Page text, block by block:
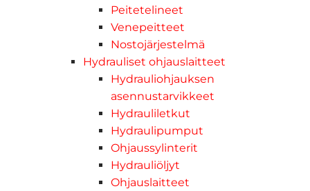
Peitetelineet
Venepeitteet
Nostojärjestelmä
Hydrauliset ohjauslaitteet
Hydrauliohjauksen
asennustarvikkeet
Hydrauliletkut
Hydraulipumput
Ohjaussylinterit
Hydrauliöljyt
Ohjauslaitteet